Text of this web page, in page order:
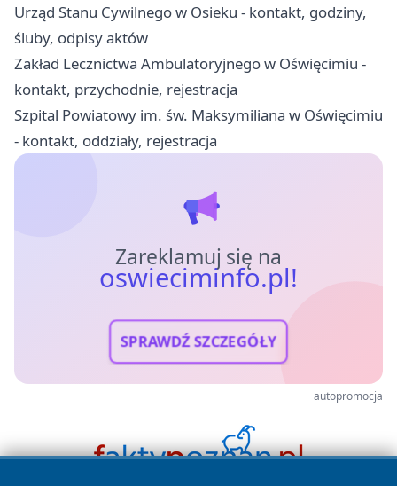
Urząd Stanu Cywilnego w Osieku - kontakt, godziny,
śluby, odpisy aktów
Zakład Lecznictwa Ambulatoryjnego w Oświęcimiu -
kontakt, przychodnie, rejestracja
Szpital Powiatowy im. św. Maksymiliana w Oświęcimiu
- kontakt, oddziały, rejestracja
Zareklamuj się na
oswieciminfo.pl!
SPRAWDŹ SZCZEGÓŁY
autopromocja